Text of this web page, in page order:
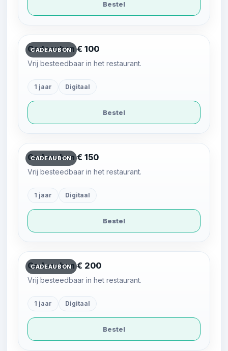
Bestel
CADEAUBON
Cadeaubon € 100
Vrij besteedbaar in het restaurant.
1 jaar Digitaal
Bestel
CADEAUBON
Cadeaubon € 150
Vrij besteedbaar in het restaurant.
1 jaar Digitaal
Bestel
CADEAUBON
Cadeaubon € 200
Vrij besteedbaar in het restaurant.
1 jaar Digitaal
Bestel